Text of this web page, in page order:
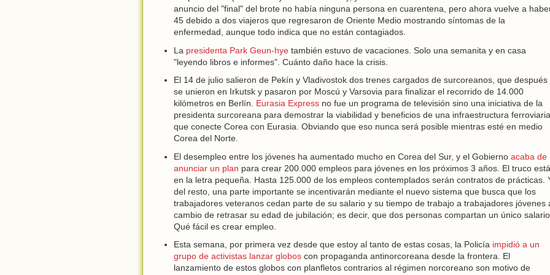
anuncio del "final" del brote no había ninguna persona en cuarentena, pero ahora vuelve a
45 debido a dos viajeros que regresaron de Oriente Medio mostrando síntomas de la
enfermedad, aunque todo indica que no están contagiados.
La presidenta Park Geun-hye también estuvo de vacaciones. Solo una semanita y en casa
"leyendo libros e informes". Cuánto daño hace la crisis.
El 14 de julio salieron de Pekín y Vladivostok dos trenes cargados de surcoreanos, que después
se unieron en Irkutsk y pasaron por Moscú y Varsovia para finalizar el recorrido de 14.000
kilómetros en Berlín. Eurasia Express no fue un programa de televisión sino una iniciativa de la
presidenta surcoreana para demostrar la viabilidad y beneficios de una infraestructura ferroviaria
que conecte Corea con Eurasia. Obviando que eso nunca será posible mientras esté en medio
Corea del Norte.
El desempleo entre los jóvenes ha aumentado mucho en Corea del Sur, y el Gobierno acaba de
anunciar un plan para crear 200.000 empleos para jóvenes en los próximos 3 años. El truco está
en la letra pequeña. Hasta 125.000 de los empleos contemplados serán contratos de prácticas.
del resto, una parte importante se incentivarán mediante el nuevo sistema que busca que los
trabajadores veteranos cedan parte de su salario y su tiempo de trabajo a trabajadores jóvenes
cambio de retrasar su edad de jubilación; es decir, que dos personas compartan un único salario.
Qué fácil es crear empleo.
Esta semana, por primera vez desde que estoy al tanto de estas cosas, la Policía impidió a un
grupo de activistas lanzar globos con propaganda antinorcoreana desde la frontera. El
lanzamiento de estos globos con planfletos contrarios al régimen norcoreano son motivo de